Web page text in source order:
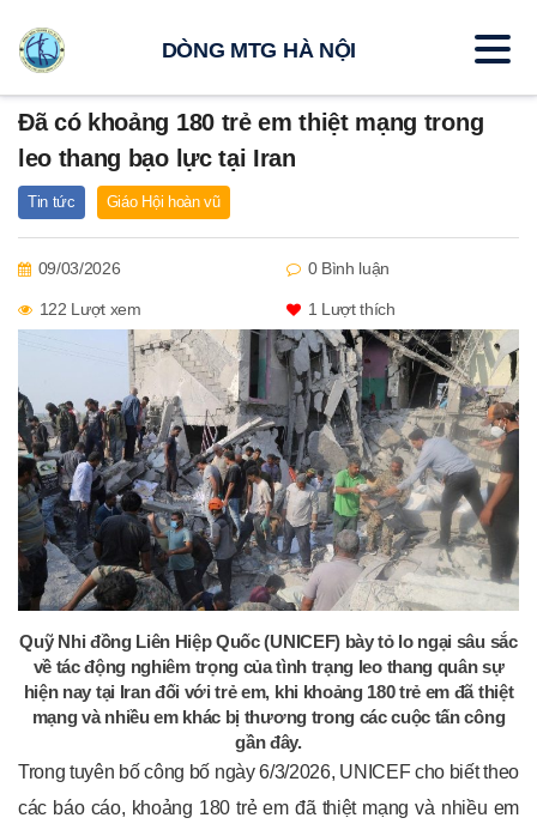
Đã có khoảng 180 trẻ em thiệt mạng trong
leo thang bạo lực tại Iran
Tin tức Giáo Hội hoàn vũ
09/03/2026 0 Bình luận
122 Lượt xem 1 Lượt thích
Quỹ Nhi đồng Liên Hiệp Quốc (UNICEF) bày tỏ lo ngại sâu sắc
về tác động nghiêm trọng của tình trạng leo thang quân sự
hiện nay tại Iran đối với trẻ em, khi khoảng 180 trẻ em đã thiệt
mạng và nhiều em khác bị thương trong các cuộc tấn công
gần đây.
Trong tuyên bố công bố ngày 6/3/2026, UNICEF cho biết theo
các báo cáo, khoảng 180 trẻ em đã thiệt mạng và nhiều em
DÒNG MTG HÀ NỘI